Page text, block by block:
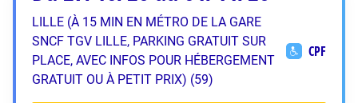
LILLE (À 15 MIN EN MÉTRO DE LA GARE
SNCF TGV LILLE, PARKING GRATUIT SUR
PLACE, AVEC INFOS POUR HÉBERGEMENT
GRATUIT OU À PETIT PRIX) (59)
CPF